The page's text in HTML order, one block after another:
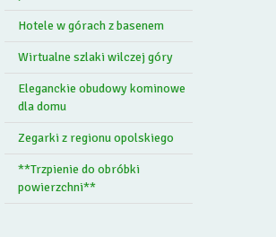
Hotele w górach z basenem
Wirtualne szlaki wilczej góry
Eleganckie obudowy kominowe
dla domu
Zegarki z regionu opolskiego
**Trzpienie do obróbki
powierzchni**